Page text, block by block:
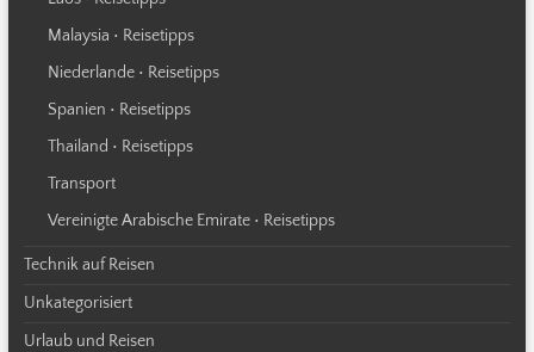
Malaysia • Reisetipps
Niederlande • Reisetipps
Spanien • Reisetipps
Thailand • Reisetipps
Transport
Vereinigte Arabische Emirate • Reisetipps
Technik auf Reisen
Unkategorisiert
Urlaub und Reisen